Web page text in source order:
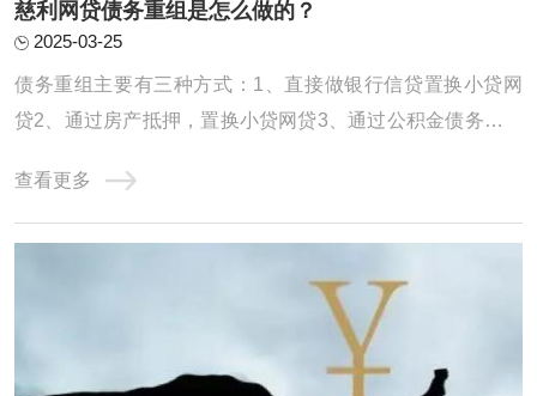
慈利网贷债务重组是怎么做的？
2025-03-25
债务重组主要有三种方式：1、直接做银行信贷置换小贷网
贷2、通过房产抵押，置换小贷网贷3、通过公积金债务重组
贷款。达到大幅降低月供压力，减少利息支出，优化征信，
恢复正常生活的过程。一、直接做信贷置换小贷网贷这种适
查看更多